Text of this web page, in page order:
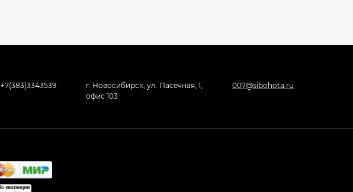
+7(383)3343539
г. Новосибирск, ул. Пасечная, 1,
офис 103
007@sibohota.ru